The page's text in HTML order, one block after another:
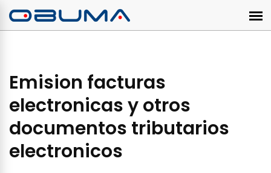
Emision facturas
electronicas y otros
documentos tributarios
electronicos